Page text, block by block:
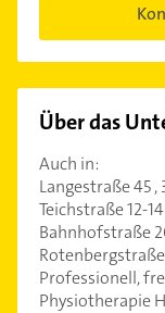
Über das
Auch in:
Langestraße 45 ,
Teichstraße 12-
Bahnhofstraße
Professionell,
Physiotherapie